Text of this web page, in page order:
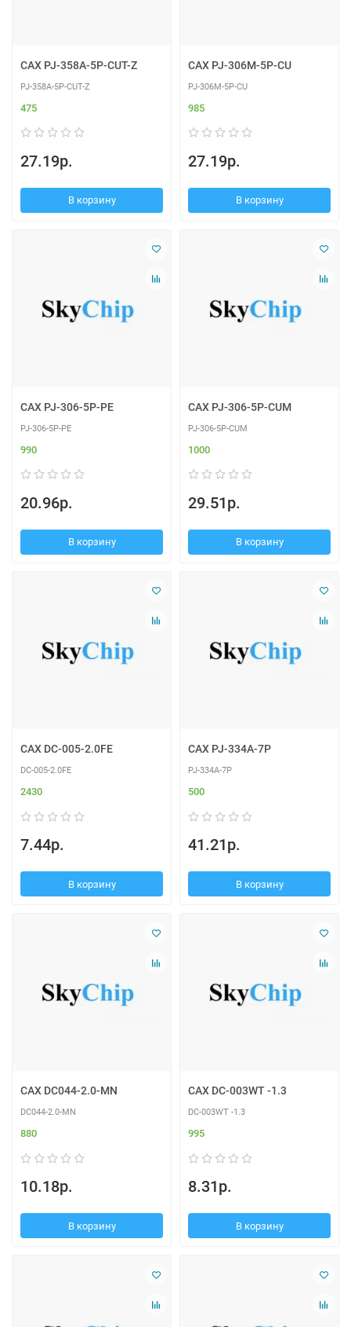
CAX PJ-358A-5P-CUT-Z
PJ-358A-5P-CUT-Z
475
27.19р.
В корзину
CAX PJ-306M-5P-CU
PJ-306M-5P-CU
985
27.19р.
В корзину
CAX PJ-306-5P-PE
PJ-306-5P-PE
990
20.96р.
В корзину
CAX PJ-306-5P-CUM
PJ-306-5P-CUM
1000
29.51р.
В корзину
CAX DC-005-2.0FE
DC-005-2.0FE
2430
7.44р.
В корзину
CAX PJ-334A-7P
PJ-334A-7P
500
41.21р.
В корзину
CAX DC044-2.0-MN
DC044-2.0-MN
880
10.18р.
В корзину
CAX DC-003WT -1.3
DC-003WT -1.3
995
8.31р.
В корзину